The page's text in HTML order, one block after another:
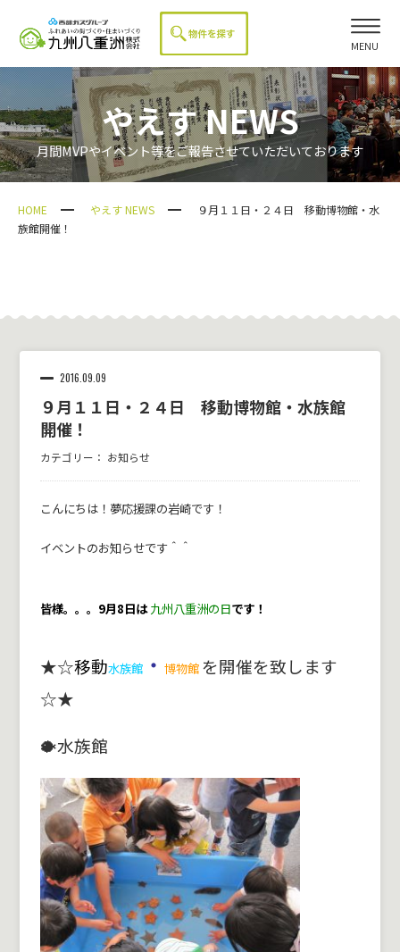
MENU
やえす NEWS
月間MVPやイベント等をご報告させていただいております
HOME やえす NEWS
９月１１日・２４日 移動博物館・水
族館開催！
2016.09.09
９月１１日・２４日 移動博物館・水族館
開催！
カテゴリー： お知らせ
こんにちは！夢応援課の岩崎です！
イベントのお知らせです＾＾
皆様。。。9月8日は九州八重洲の日です！
★☆移動水族館・ 博物館 を開催を致します
☆★
🐡水族館